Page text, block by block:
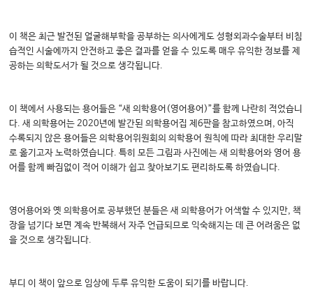
이 책은 최근 발전된 얼굴해부학을 공부하는 의사에게도 성형외과수술부터 비침
습적인 시술에까지 안전하고 좋은 결과를 얻을 수 있도록 매우 유익한 정보를 제
공하는 의학도서가 될 것으로 생각됩니다.
이 책에서 사용되는 용어들은 “새 의학용어(영어용어)”를 함께 나란히 적었습니
다. 새 의학용어는 2020년에 발간된 의학용어집 제6판을 참고하였으며, 아직
수록되지 않은 용어들은 의학용어위원회의 의학용어 원칙에 따라 최대한 우리말
로 옮기고자 노력하였습니다. 특히 모든 그림과 사진에는 새 의학용어와 영어 용
어를 함께 빠짐없이 적어 이해가 쉽고 찾아보기도 편리하도록 하였습니다.
영어용어와 옛 의학용어로 공부했던 분들은 새 의학용어가 어색할 수 있지만, 책
장을 넘기다 보면 계속 반복해서 자주 언급되므로 익숙해지는 데 큰 어려움은 없
을 것으로 생각됩니다.
부디 이 책이 앞으로 임상에 두루 유익한 도움이 되기를 바랍니다.